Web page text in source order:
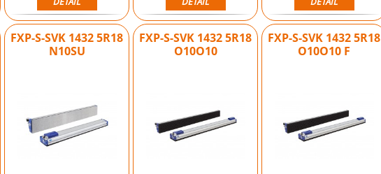
FXP-S-SVK 1432 5R18
N10SU
FXP-S-SVK 1432 5R18
O10O10
FXP-S-SVK 1432 5R18
O10O10 F